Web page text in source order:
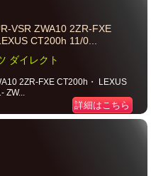
VSR ZWA10 2ZR-FXE
CT200h 11/0...
ダイレクト
2ZR-FXE CT200h・ LEXUS
ZW...
詳細はこちら